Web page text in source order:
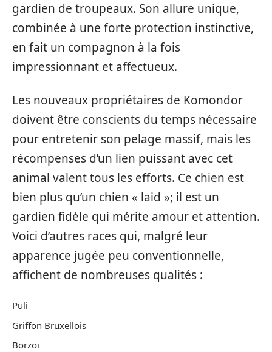
gardien de troupeaux. Son allure unique,
combinée à une forte protection instinctive,
en fait un compagnon à la fois
impressionnant et affectueux.
Les nouveaux propriétaires de Komondor
doivent être conscients du temps nécessaire
pour entretenir son pelage massif, mais les
récompenses d’un lien puissant avec cet
animal valent tous les efforts. Ce chien est
bien plus qu’un chien « laid »; il est un
gardien fidèle qui mérite amour et attention.
Voici d’autres races qui, malgré leur
apparence jugée peu conventionnelle,
affichent de nombreuses qualités :
Puli
Griffon Bruxellois
Borzoi